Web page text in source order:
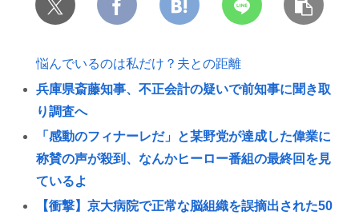
悩んでいるのは私だけ？夫との距離
兵庫県斎藤知事、不正会計の疑いで前知事に聞き取
り調査へ
「感動のフィナーレだ」と某野党が達成した偉業に
称賛の声が殺到、なんかヒーロー番組の最終回を見
ているよ
【衝撃】京大病院で正常な脳組織を誤摘出された50